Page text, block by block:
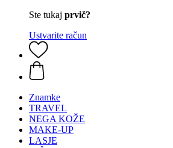
Ste tukaj prvič?
Ustvarite račun
Znamke
TRAVEL
NEGA KOŽE
MAKE-UP
LASJE